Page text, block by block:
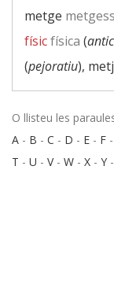
metge
físicfísica (antic
(pejoratiu),
O llisteu les
A - B - C - D - E - F -
T - U - V- W - X - Y -